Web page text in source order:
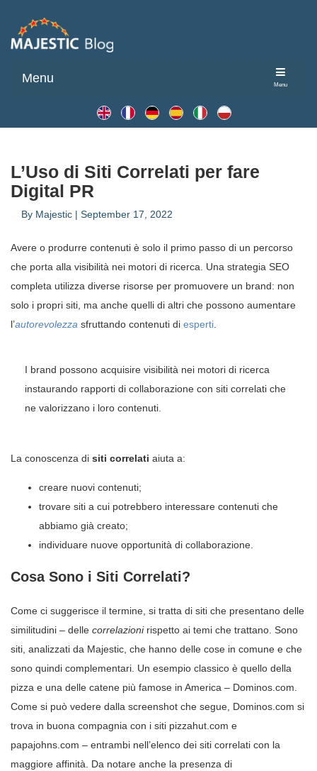
Menu
Menu
L’Uso di Siti Correlati per fare
Digital PR
By Majestic | September 17, 2022
Avere o produrre contenuti è solo il primo passo di un percorso
che porta alla visibilità nei motori di ricerca. Una strategia SEO
completa utilizza diverse risorse per promuovere un brand: non
solo i propri siti, ma anche quelli di altri che possono aumentare
l’autorevolezza sfruttando contenuti di esperti
I brand possono acquisire visibilità nei motori di ricerca
instaurando rapporti di collaborazione con siti correlati che
ne valorizzano i loro contenuti.
La conoscenza di siti correlati aiuta a:
creare nuovi contenuti;
trovare siti a cui potrebbero interessare contenuti che
abbiamo già creato;
individuare nuove opportunità di collaborazione.
Cosa Sono i Siti Correlati?
Come ci suggerisce il termine, si tratta di siti che presentano delle
similitudini – delle correlazionirispetto ai temi che trattano. Sono
siti, analizzati da Majestic, che hanno delle cose in comune e che
sono quindi complementari. Un esempio classico è quello della
pizza e una delle catene più famose in America – Dominos.com.
Come si può vedere dalla screenshot che segue, Dominos.com si
trova in buona compagnia con i siti pizzahut.com e
papajohns.com – entrambi nell’elenco dei siti correlati con la
maggiore affinità. Da notare anche la presenza di